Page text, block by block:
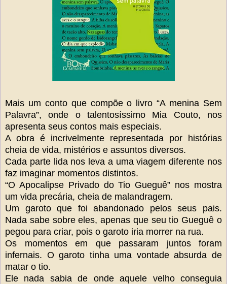
Mais um conto que compõe o livro “A menina Sem
Palavra”, onde o talentosíssimo Mia Couto, nos
apresenta seus contos mais especiais.
A obra é incrivelmente representada por histórias
cheia de vida, mistérios e assuntos diversos.
Cada parte lida nos leva a uma viagem diferente nos
faz imaginar momentos distintos.
“O Apocalipse Privado do Tio Gueguê” nos mostra
um vida precária, cheia de malandragem.
Um garoto que foi abandonado pelos seus pais.
Nada sabe sobre eles, apenas que seu tio Gueguê o
pegou para criar, pois o garoto iria morrer na rua.
Os momentos em que passaram juntos foram
infernais. O garoto tinha uma vontade absurda de
matar o tio.
Ele nada sabia de onde aquele velho conseguia